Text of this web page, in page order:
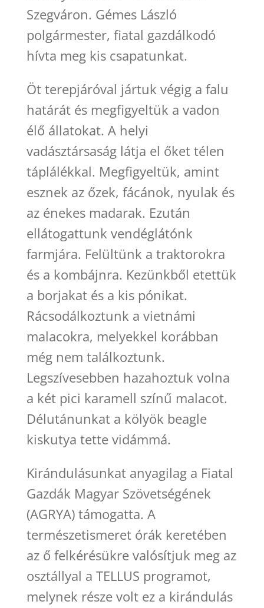
Szegváron. Gémes László
polgármester, fiatal gazdálkodó
hívta meg kis csapatunkat.
Öt terepjáróval jártuk végig a falu
határát és megfigyeltük a vadon
élő állatokat. A helyi
vadásztársaság látja el őket télen
táplálékkal. Megfigyeltük, amint
esznek az őzek, fácánok, nyulak és
az énekes madarak. Ezután
ellátogattunk vendéglátónk
farmjára. Felültünk a traktorokra
és a kombájnra. Kezünkből etettük
a borjakat és a kis pónikat.
Rácsodálkoztunk a vietnámi
malacokra, melyekkel korábban
még nem találkoztunk.
Legszívesebben hazahoztuk volna
a két pici karamell színű malacot.
Délutánunkat a kölyök beagle
kiskutya tette vidámmá.
Kirándulásunkat anyagilag a Fiatal
Gazdák Magyar Szövetségének
(AGRYA) támogatta. A
természetismeret órák keretében
az ő felkérésükre valósítjuk meg az
osztállyal a TELLUS programot,
melynek része volt ez a kirándulás